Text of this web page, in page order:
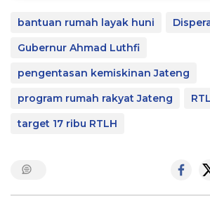
bantuan rumah layak huni
Gubernur Ahmad Luthfi
pengentasan kemiskinan Jateng
program rumah rakyat Jateng
target 17 ribu RTLH